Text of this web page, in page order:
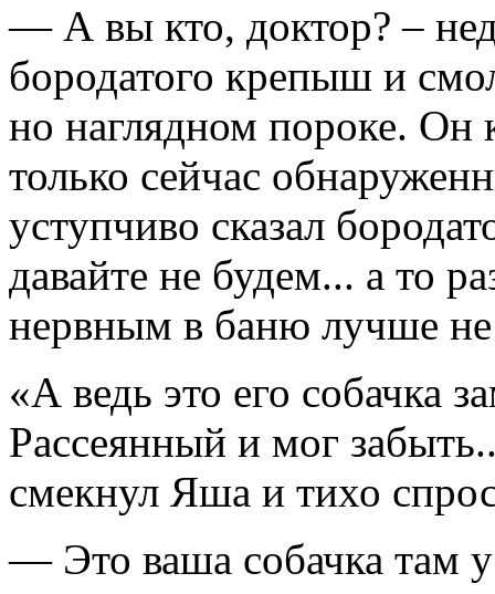
— А вы кто, доктор? –
бородатого крепыш и
но наглядном пороке. Он
только сейчас
уступчиво сказал
давайте не будем... а то
нервным в баню лучше
«А ведь это его собачка
Рассеянный и мог
смекнул Яша и тихо
— Это ваша собачка там у